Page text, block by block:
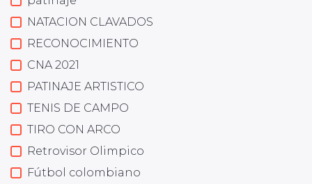
NATACION CLAVADOS
RECONOCIMIENTO
CNA 2021
PATINAJE ARTISTICO
TENIS DE CAMPO
TIRO CON ARCO
Retrovisor Olimpico
Fútbol colombiano